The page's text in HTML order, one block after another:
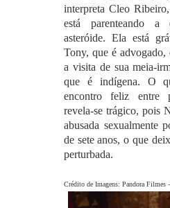
interpreta Cleo
está parenteando a
asteróide. Ela está
Tony, que é advogado,
a visita de sua meia-
que é indígena. O
encontro feliz entre
revela-se trágico, pois
abusada sexualmente
de sete anos, o que
perturbada.
Crédito de Imagens: Pandora Filmes